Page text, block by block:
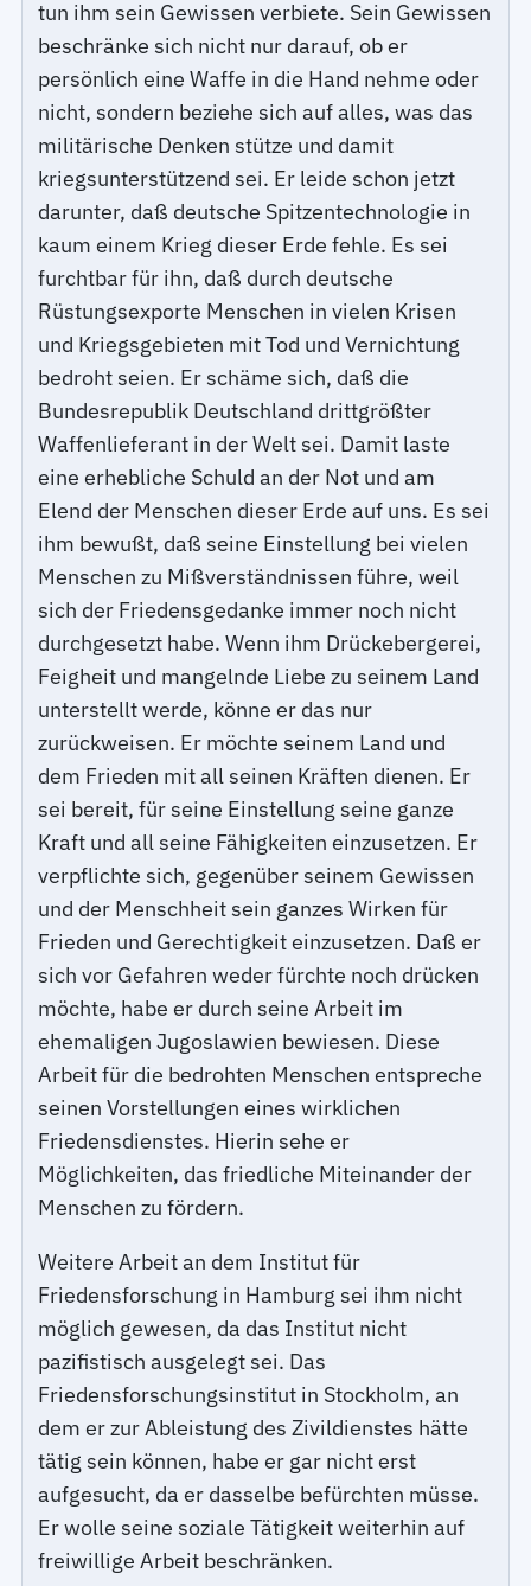
tun ihm sein Gewissen verbiete. Sein Gewissen
beschränke sich nicht nur darauf, ob er
persönlich eine Waffe in die Hand nehme oder
nicht, sondern beziehe sich auf alles, was das
militärische Denken stütze und damit
kriegsunterstützend sei. Er leide schon jetzt
darunter, daß deutsche Spitzentechnologie in
kaum einem Krieg dieser Erde fehle. Es sei
furchtbar für ihn, daß durch deutsche
Rüstungsexporte Menschen in vielen Krisen
und Kriegsgebieten mit Tod und Vernichtung
bedroht seien. Er schäme sich, daß die
Bundesrepublik Deutschland drittgrößter
Waffenlieferant in der Welt sei. Damit laste
eine erhebliche Schuld an der Not und am
Elend der Menschen dieser Erde auf uns. Es sei
ihm bewußt, daß seine Einstellung bei vielen
Menschen zu Mißverständnissen führe, weil
sich der Friedensgedanke immer noch nicht
durchgesetzt habe. Wenn ihm Drückebergerei,
Feigheit und mangelnde Liebe zu seinem Land
unterstellt werde, könne er das nur
zurückweisen. Er möchte seinem Land und
dem Frieden mit all seinen Kräften dienen. Er
sei bereit, für seine Einstellung seine ganze
Kraft und all seine Fähigkeiten einzusetzen. Er
verpflichte sich, gegenüber seinem Gewissen
und der Menschheit sein ganzes Wirken für
Frieden und Gerechtigkeit einzusetzen. Daß er
sich vor Gefahren weder fürchte noch drücken
möchte, habe er durch seine Arbeit im
ehemaligen Jugoslawien bewiesen. Diese
Arbeit für die bedrohten Menschen entspreche
seinen Vorstellungen eines wirklichen
Friedensdienstes. Hierin sehe er
Möglichkeiten, das friedliche Miteinander der
Menschen zu fördern.
Weitere Arbeit an dem Institut für
Friedensforschung in Hamburg sei ihm nicht
möglich gewesen, da das Institut nicht
pazifistisch ausgelegt sei. Das
Friedensforschungsinstitut in Stockholm, an
dem er zur Ableistung des Zivildienstes hätte
tätig sein können, habe er gar nicht erst
aufgesucht, da er dasselbe befürchten müsse.
Er wolle seine soziale Tätigkeit weiterhin auf
freiwillige Arbeit beschränken.